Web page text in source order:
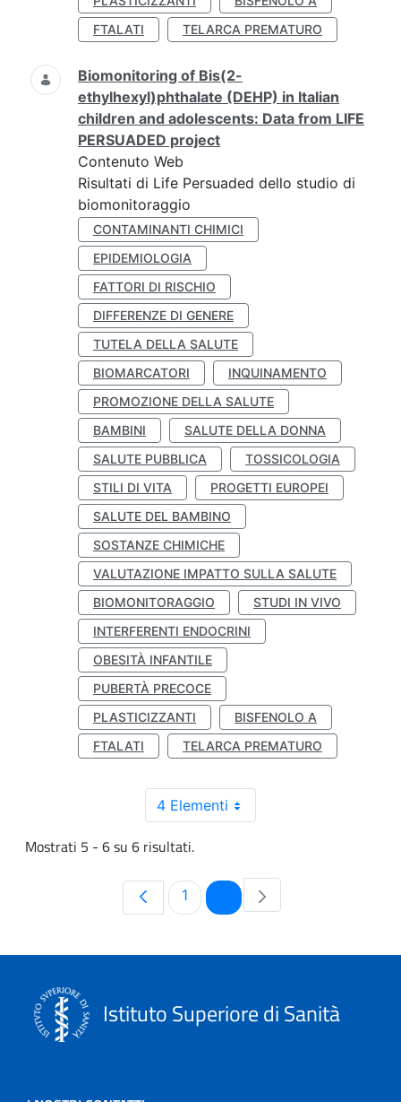
FTALATI
TELARCA PREMATURO
Biomonitoring of Bis(2-
ethylhexyl)phthalate (DEHP) in Italian
children and adolescents: Data from LIFE
PERSUADED project
Contenuto Web
Risultati di Life Persuaded dello studio di
biomonitoraggio
CONTAMINANTI CHIMICI
EPIDEMIOLOGIA
FATTORI DI RISCHIO
DIFFERENZE DI GENERE
TUTELA DELLA SALUTE
BIOMARCATORI
INQUINAMENTO
PROMOZIONE DELLA SALUTE
BAMBINI
SALUTE DELLA DONNA
SALUTE PUBBLICA
TOSSICOLOGIA
STILI DI VITA
PROGETTI EUROPEI
SALUTE DEL BAMBINO
SOSTANZE CHIMICHE
VALUTAZIONE IMPATTO SULLA SALUTE
BIOMONITORAGGIO
STUDI IN VIVO
INTERFERENTI ENDOCRINI
OBESITÀ INFANTILE
PUBERTÀ PRECOCE
PLASTICIZZANTI
BISFENOLO A
FTALATI
TELARCA PREMATURO
4 Elementi
Mostrati 5 - 6 su 6 risultati.
Pagina
1 Pagina
Istituto Superiore di Sanità